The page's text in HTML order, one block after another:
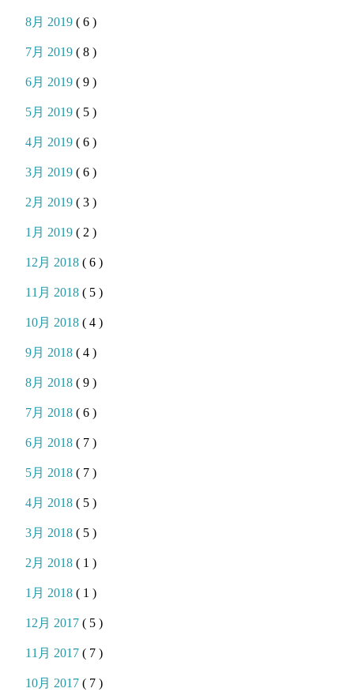
8月 2019( 6 )
7月 2019( 8 )
6月 2019( 9 )
5月 2019( 5 )
4月 2019( 6 )
3月 2019( 6 )
2月 2019( 3 )
1月 2019( 2 )
12月 2018( 6 )
11月 2018( 5 )
10月 2018( 4 )
9月 2018( 4 )
8月 2018( 9 )
7月 2018( 6 )
6月 2018( 7 )
5月 2018( 7 )
4月 2018( 5 )
3月 2018( 5 )
2月 2018( 1 )
1月 2018( 1 )
12月 2017( 5 )
11月 2017( 7 )
10月 2017( 7 )